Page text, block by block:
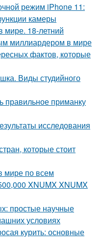
режим iPhone 11:
камеры
18-летний
миллиардером в мире
фактов, которые
Виды студийного
правильное приманку
исследования
которые стоит
мире по всем
XNUMX XNUMX
простые научные
условиях
курить: основные